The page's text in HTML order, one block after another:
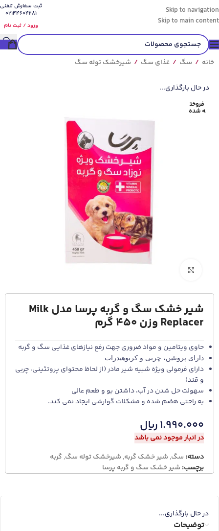
Skip to navigation
Skip to main content
ثبت سفارش تلفنی
02144604281
ورود / ثبت نام
خانه / سگ / غذای سگ / شیرخشک توله سگ
در حال بارگذاری...
فروخت
ه شده
شیر خشک سگ و گربه پرسا مدل Milk
Replacer وزن 450 گرم
حاوی ویتامین و مواد ضروری جهت رفع نیازهای غذایی سگ و گربه
دارای پروتئین، چربی و کربوهیدرات
دارای فرمولی ویژه شبیه شیر مادر (از لحاظ محتوای پروتئینی، چربی
و قند)
سهولت حل شدن در آب، داشتن بو و طعم عالی
به راحتی هضم شده و مشکلات گوارشی ایجاد نمی کند.
۱.۹۹۰.۰۰۰ریال
در انبار موجود نمی باشد
دسته: سگ, شیر خشک گربه, شیرخشک توله سگ, گربه
برچسب: شیر خشک سگ و گربه پرسا
در حال بارگذاری...
توضیحات